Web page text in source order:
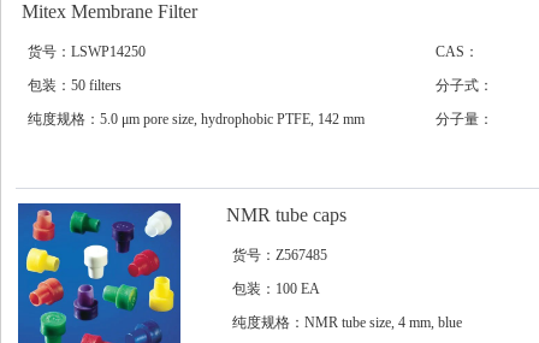
Mitex Membrane Filter
货号：LSWP14250
CAS：
包装：50 filters
分子式：
纯度规格：5.0 μm pore size, hydrophobic PTFE, 142 mm
分子量：
NMR tube caps
货号：Z567485
包装：100 EA
纯度规格：NMR tube size, 4 mm, blue